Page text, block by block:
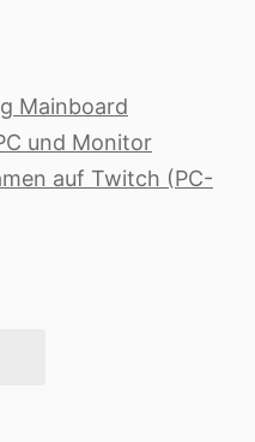
Mainboard
und Monitor
auf Twitch (PC-